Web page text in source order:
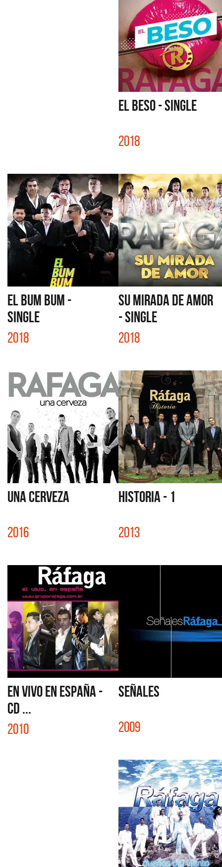
EL BESO - SINGLE
2018
EL BUM BUM -
SINGLE
2018
SU MIRADA DE AMOR
- SINGLE
2018
UNA CERVEZA
2016
HISTORIA - 1
2013
EN VIVO EN ESPAÑA -
CD ...
2010
SEÑALES
2009